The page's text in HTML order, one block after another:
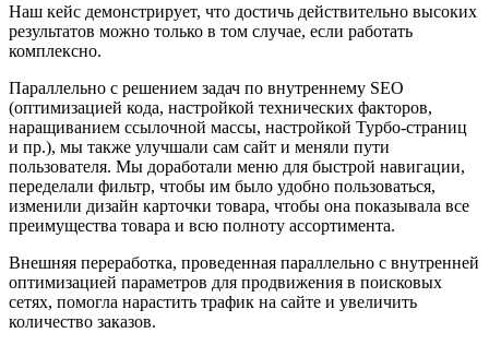
Наш кейс демонстрирует, что достичь действительно высоких
результатов можно только в том случае, если работать
комплексно.
Параллельно с решением задач по внутреннему SEO
(оптимизацией кода, настройкой технических факторов,
наращиванием ссылочной массы, настройкой Турбо-страниц
и пр.), мы также улучшали сам сайт и меняли пути
пользователя. Мы доработали меню для быстрой навигации,
переделали фильтр, чтобы им было удобно пользоваться,
изменили дизайн карточки товара, чтобы она показывала все
преимущества товара и всю полноту ассортимента.
Внешняя переработка, проведенная параллельно с внутренней
оптимизацией параметров для продвижения в поисковых
сетях, помогла нарастить трафик на сайте и увеличить
количество заказов.